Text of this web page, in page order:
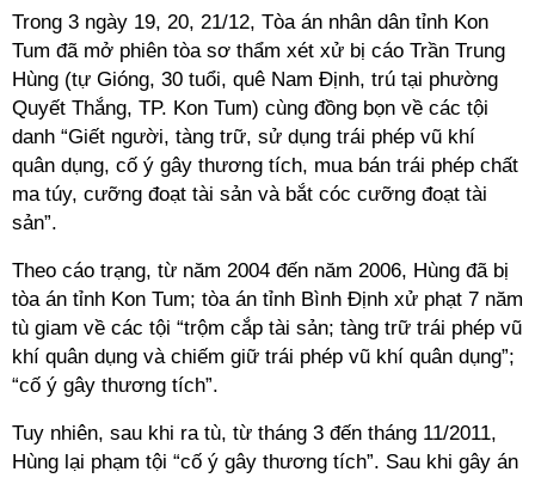
Trong 3 ngày 19, 20, 21/12, Tòa án nhân dân tỉnh Kon
Tum đã mở phiên tòa sơ thẩm xét xử bị cáo Trần Trung
Hùng (tự Gióng, 30 tuổi, quê Nam Định, trú tại phường
Quyết Thắng, TP. Kon Tum) cùng đồng bọn về các tội
danh “Giết người, tàng trữ, sử dụng trái phép vũ khí
quân dụng, cố ý gây thương tích, mua bán trái phép chất
ma túy, cưỡng đoạt tài sản và bắt cóc cưỡng đoạt tài
sản”.
Theo cáo trạng, từ năm 2004 đến năm 2006, Hùng đã bị
tòa án tỉnh Kon Tum; tòa án tỉnh Bình Định xử phạt 7 năm
tù giam về các tội “trộm cắp tài sản; tàng trữ trái phép vũ
khí quân dụng và chiếm giữ trái phép vũ khí quân dụng”;
“cố ý gây thương tích”.
Tuy nhiên, sau khi ra tù, từ tháng 3 đến tháng 11/2011,
Hùng lại phạm tội “cố ý gây thương tích”. Sau khi gây án